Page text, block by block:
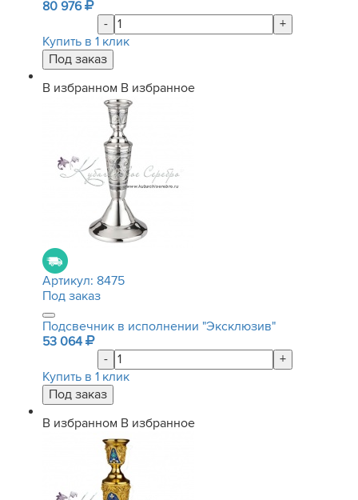
80 976
-
+
Купить в 1 клик
В избранном В избранное
Артикул: 8475
Под заказ
Подсвечник в исполнении "Эксклюзив"
53 064
-
+
Купить в 1 клик
В избранном В избранное